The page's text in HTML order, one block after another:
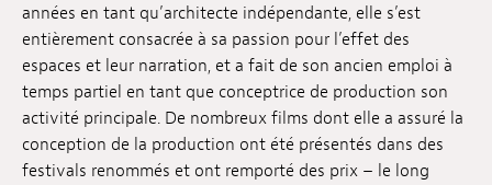
Presse / Pro
FR EN DE
Emplois
années en tant qu’architecte indépendante, elle s’est
entièrement consacrée à sa passion pour l’effet des
espaces et leur narration, et a fait de son ancien emploi à
temps partiel en tant que conceptrice de production son
activité principale. De nombreux films dont elle a assuré la
conception de la production ont été présentés dans des
festivals renommés et ont remporté des prix – le long